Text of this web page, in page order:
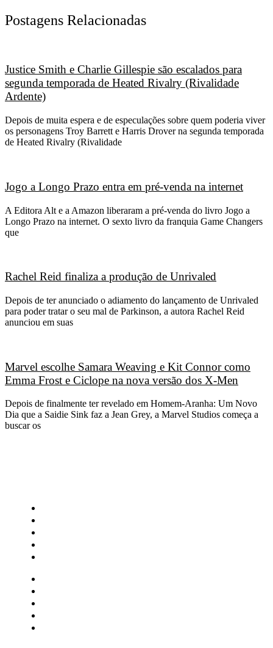
Postagens Relacionadas
Justice Smith e Charlie Gillespie são escalados para
segunda temporada de Heated Rivalry (Rivalidade
Ardente)
Depois de muita espera e de especulações sobre quem poderia viver
os personagens Troy Barrett e Harris Drover na segunda temporada
de Heated Rivalry (Rivalidade
Jogo a Longo Prazo entra em pré-venda na internet
A Editora Alt e a Amazon liberaram a pré-venda do livro Jogo a
Longo Prazo na internet. O sexto livro da franquia Game Changers
que
Rachel Reid finaliza a produção de Unrivaled
Depois de ter anunciado o adiamento do lançamento de Unrivaled
para poder tratar o seu mal de Parkinson, a autora Rachel Reid
anunciou em suas
Marvel escolhe Samara Weaving e Kit Connor como
Emma Frost e Ciclope na nova versão dos X-Men
Depois de finalmente ter revelado em Homem-Aranha: Um Novo
Dia que a Saidie Sink faz a Jean Grey, a Marvel Studios começa a
buscar os